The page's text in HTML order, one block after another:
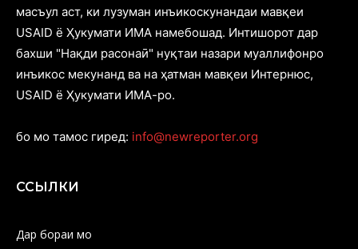
масъул аст, ки лузуман инъикоскунандаи мавқеи
USAID ё Ҳукумати ИМА намебошад. Интишорот дар
бахши "Нақди расонаӣ" нуқтаи назари муаллифонро
инъикос мекунанд ва на ҳатман мавқеи Интернюс,
USAID ё Ҳукумати ИМА-ро.
бо мо тамос гиред: info@newreporter.org
ССЫЛКИ
Дар бораи мо